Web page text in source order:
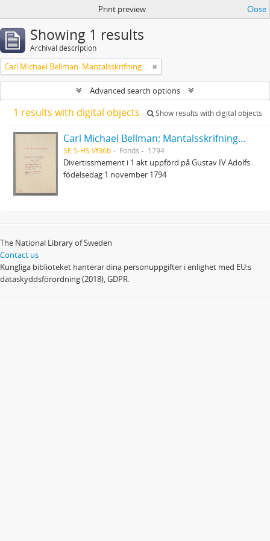
Print preview Close
Showing 1 results
Archival description
Carl Michael Bellman: Mantalsskrifningen
Advanced search options
1 results with digital objects Show results with digital objects
Carl Michael Bellman: Mantalsskrifningen
SE S-HS Vf36b Fonds 1794
Divertissmement i 1 akt uppförd på Gustav IV Adolfs
födelsedag 1 november 1794
The National Library of Sweden
Contact us
Kungliga biblioteket hanterar dina personuppgifter i enlighet med EU:s
dataskyddsförordning (2018), GDPR.